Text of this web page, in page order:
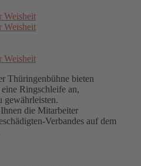
Weisheit
Weisheit
Weisheit
Thüringenbühne bieten
Ringschleife an,
gewährleisten.
die Mitarbeiter
Verbandes auf dem